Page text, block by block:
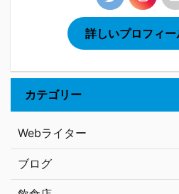
詳しいプロフィー
カテゴリー
Webライター
ブログ